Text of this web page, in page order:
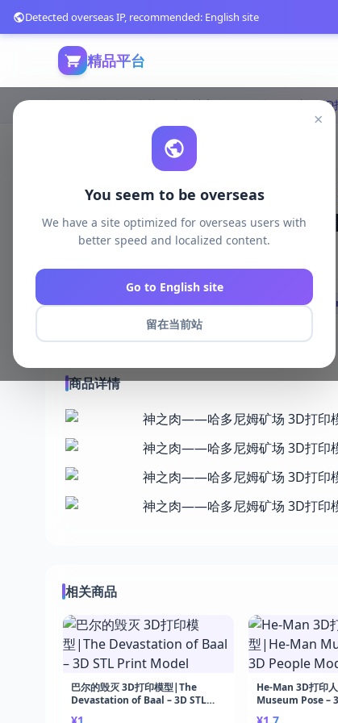
精品平台
Detected overseas IP, recommended: English site
×
You seem to be overseas
We have a site optimized for overseas users with
better speed and localized content.
Go to English site
留在当前站
首页 模型打印 电脑游戏
神之肉——哈多尼姆矿
Hadonium Mines – 3D
# Flesh Of Gods # The Hadonium Mines # 3D
商品详情
相关商品
巴尔的毁灭 3D打印模型|The
Devastation of Baal – 3D STL
He-Man 3D打印
Museum Pose –